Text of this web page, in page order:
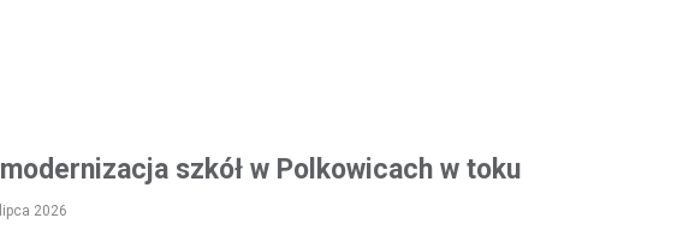
szkół w Polkowicach w toku
2026